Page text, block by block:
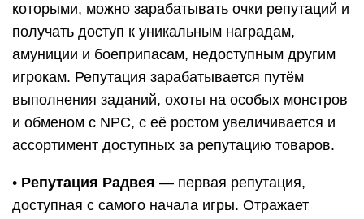
которыми, можно зарабатывать очки репутаций и
получать доступ к уникальным наградам,
амуниции и боеприпасам, недоступным другим
игрокам. Репутация зарабатывается путём
выполнения заданий, охоты на особых монстров
и обменом с NPC, с её ростом увеличивается и
ассортимент доступных за репутацию товаров.
• Репутация Радвея — первая репутация,
доступная с самого начала игры. Отражает